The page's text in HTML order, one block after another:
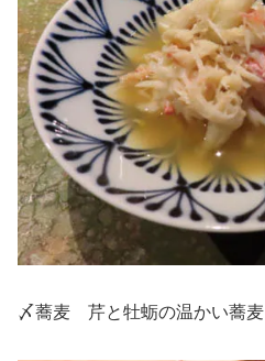
〆蕎麦 芹と牡蛎の温かい蕎麦